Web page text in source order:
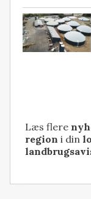
Læs flere
region i din